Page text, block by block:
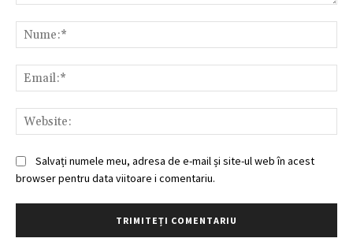
Salvați numele meu, adresa de e-mail și site-ul web în acest
browser pentru data viitoare i comentariu.